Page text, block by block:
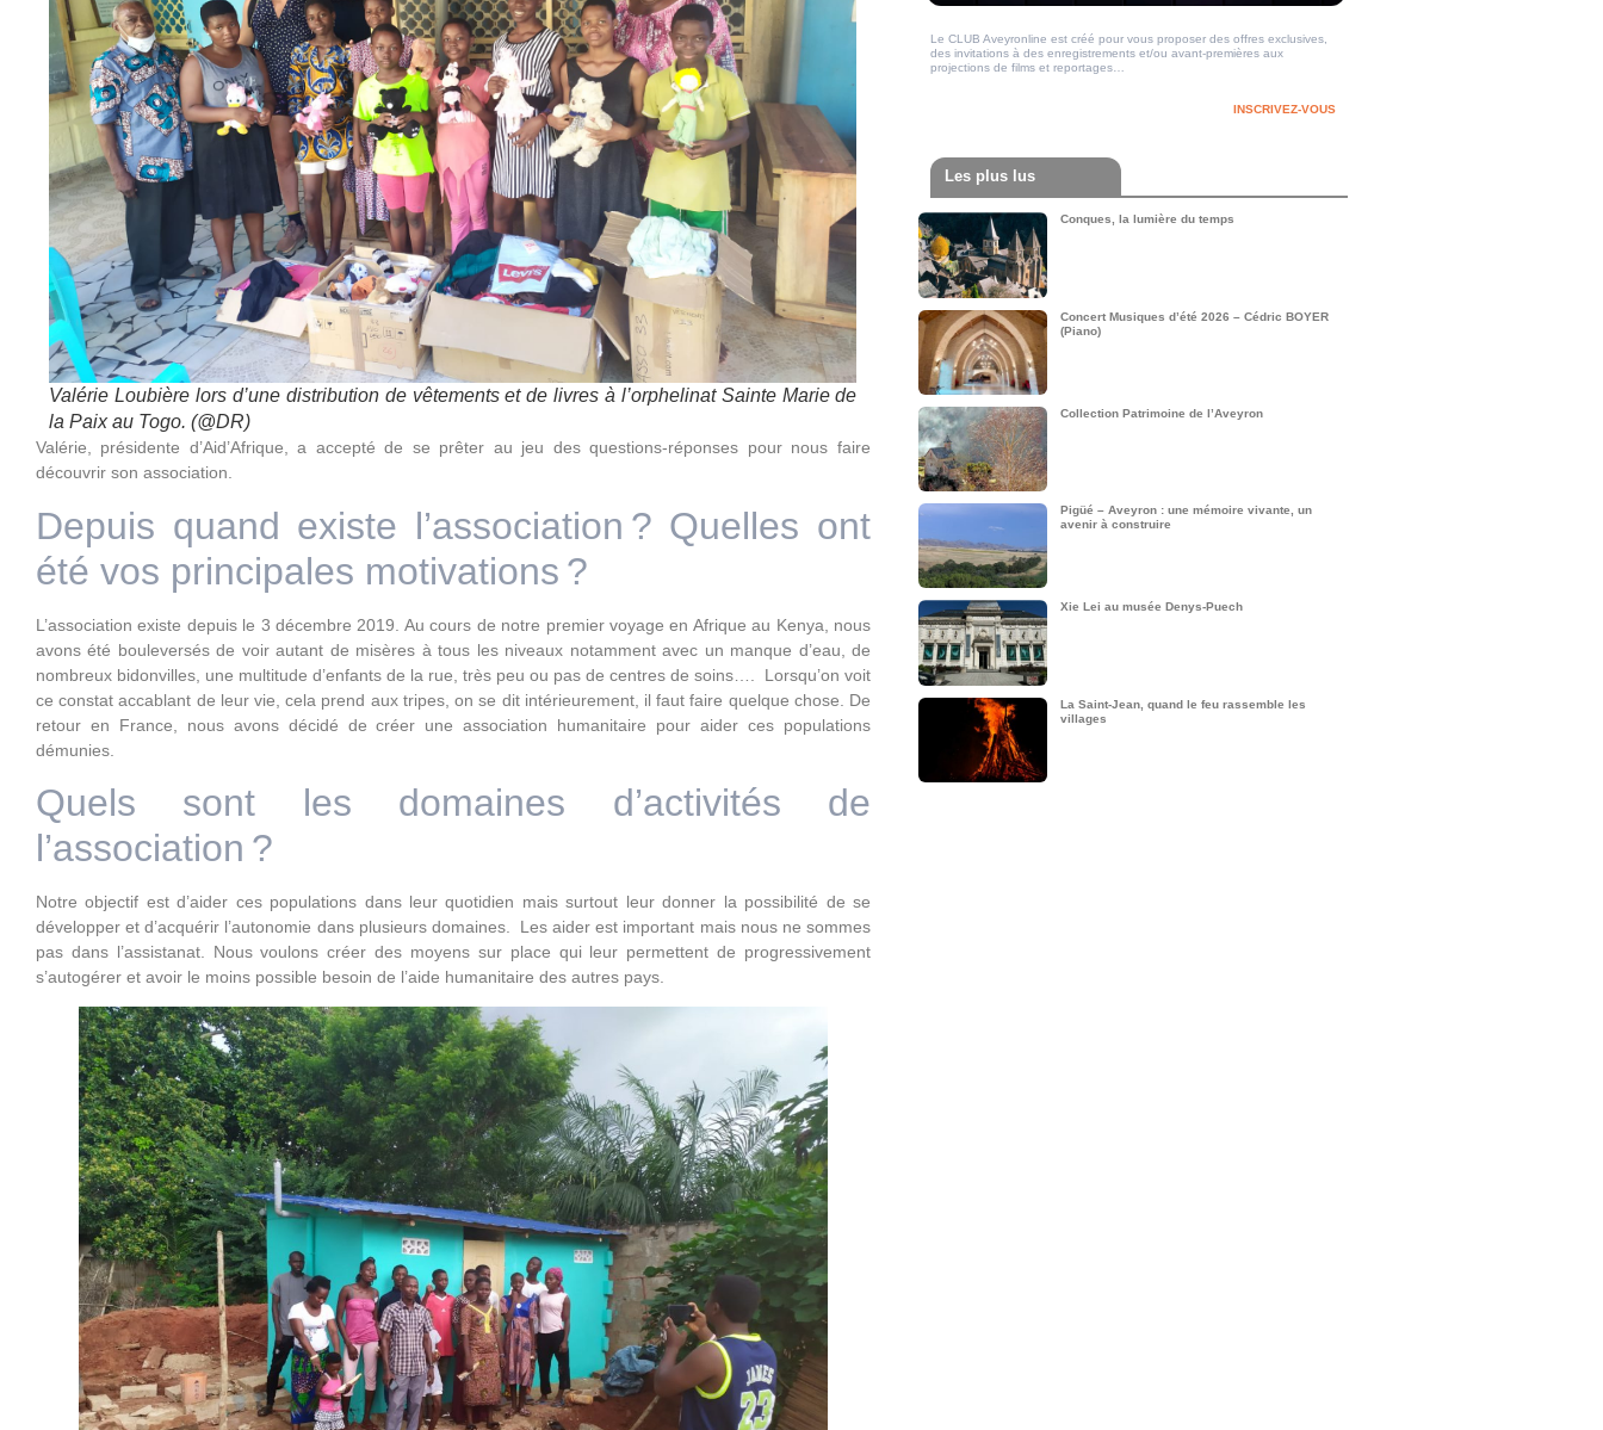
Valérie Loubière lors d’une distribution de vêtements et de livres à l’orphelinat Sainte Marie de
la Paix au Togo. (@DR)
Valérie, présidente d’Aid’Afrique, a accepté de se prêter au jeu des questions-réponses pour nous faire
découvrir son association.
Depuis quand existe l’association ? Quelles ont
été vos principales motivations ?
L’association existe depuis le 3 décembre 2019. Au cours de notre premier voyage en Afrique au Kenya, nous
avons été bouleversés de voir autant de misères à tous les niveaux notamment avec un manque d’eau, de
nombreux bidonvilles, une multitude d’enfants de la rue, très peu ou pas de centres de soins…. Lorsqu’on voit
ce constat accablant de leur vie, cela prend aux tripes, on se dit intérieurement, il faut faire quelque chose. De
retour en France, nous avons décidé de créer une association humanitaire pour aider ces populations
démunies.
Quels sont les domaines d’activités de
l’association ?
Notre objectif est d’aider ces populations dans leur quotidien mais surtout leur donner la possibilité de se
développer et d’acquérir l’autonomie dans plusieurs domaines. Les aider est important mais nous ne sommes
pas dans l’assistanat. Nous voulons créer des moyens sur place qui leur permettent de progressivement
s’autogérer et avoir le moins possible besoin de l’aide humanitaire des autres pays.
Le CLUB Aveyronline est créé pour vous proposer des offres exclusives,
des invitations à des enregistrements et/ou avant-premières aux
projections de films et reportages…
INSCRIVEZ-VOUS
Les plus lus
Conques, la lumière du temps
Concert Musiques d’été 2026 – Cédric BOYER
(Piano)
Collection Patrimoine de l’Aveyron
Pigüé – Aveyron : une mémoire vivante, un
avenir à construire
Xie Lei au musée Denys-Puech
La Saint-Jean, quand le feu rassemble les
villages